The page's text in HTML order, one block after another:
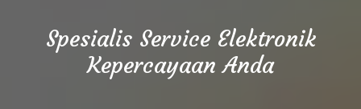
Spesialis Service Elektronik
Kepercayaan Anda